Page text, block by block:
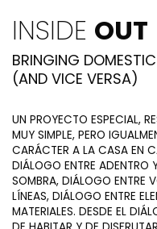
INSIDE OUT
BRINGING
(AND VICE VERSA)
UN PROYECTO ESPECIAL,
MUY SIMPLE, PERO
CARÁCTER A LA CASA EN
DIÁLOGO ENTRE ADENTRO
SOMBRA, DIÁLOGO ENTRE
LÍNEAS, DIÁLOGO ENTRE
MATERIALES. DESDE EL